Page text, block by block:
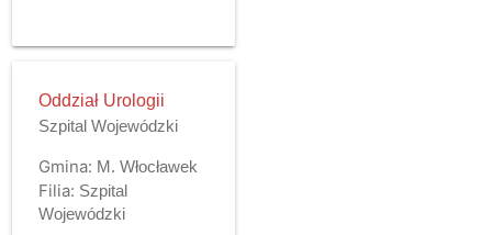
Oddział Urologii
Szpital Wojewódzki
Gmina: M. Włocławek
Filia: Szpital
Wojewódzki